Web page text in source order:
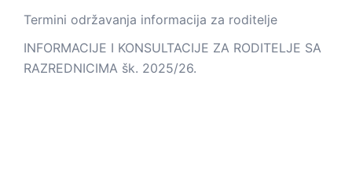
Termini održavanja informacija za roditelje
INFORMACIJE I KONSULTACIJE ZA RODITELJE SA
RAZREDNICIMA šk. 2025/26.